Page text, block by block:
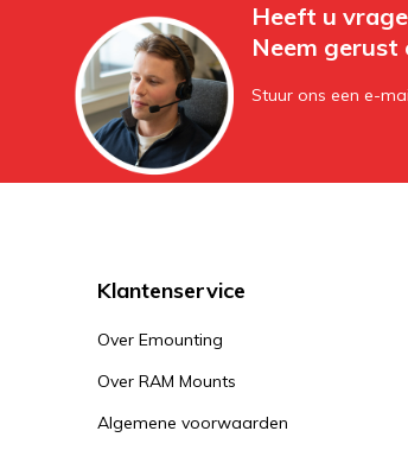
Heeft u
Neem gerust
Stuur ons een e-
Klantenservice
Over Emounting
Over RAM Mounts
Algemene voorwaarden